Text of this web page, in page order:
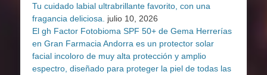
Tu cuidado labial ultrabrillante favorito, con una
fragancia deliciosa.
julio 10, 2026
El gh Factor Fotobioma SPF 50+ de Gema Herrerías
en Gran Farmacia Andorra es un protector solar
facial incoloro de muy alta protección y amplio
espectro, diseñado para proteger la piel de todas las